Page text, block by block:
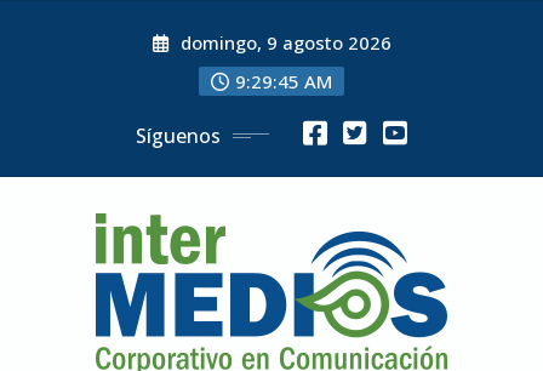
domingo, 9 agosto 2026
9:29:46 AM
Síguenos